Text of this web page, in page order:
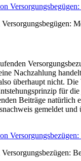
Nachzahlung
überhaupt nicht.
für
Beiträge natürlich
gemeldet und